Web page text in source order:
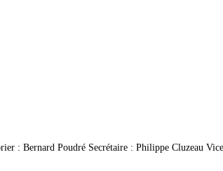
: Bernard Poudré Secrétaire : Philippe Cluzeau